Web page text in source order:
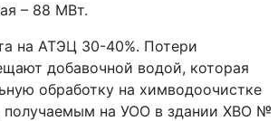
– 88 МВт.
на АТЭЦ 30-40%. Потери
добавочной водой, которая
обработку на химводоочистке
на УОО в здании ХВО №